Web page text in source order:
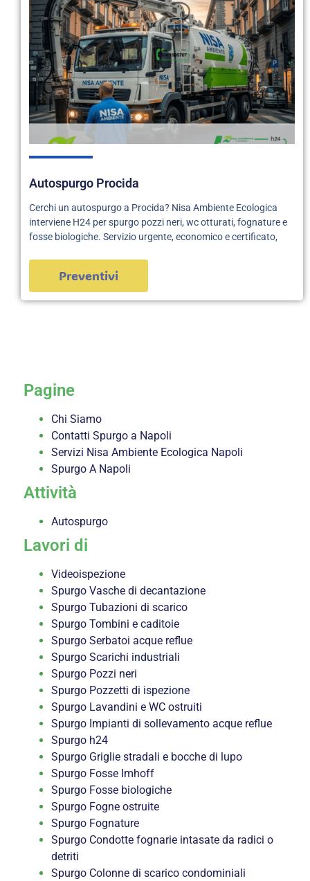
Autospurgo Procida
Cerchi un autospurgo a Procida? Nisa Ambiente Ecologica
interviene H24 per spurgo pozzi neri, wc otturati, fognature e
fosse biologiche. Servizio urgente, economico e certificato,
Preventivi
Pagine
Chi Siamo
Contatti Spurgo a Napoli
Servizi Nisa Ambiente Ecologica Napoli
Spurgo A Napoli
Attività
Autospurgo
Lavori di
Videoispezione
Spurgo Vasche di decantazione
Spurgo Tubazioni di scarico
Spurgo Tombini e caditoie
Spurgo Serbatoi acque reflue
Spurgo Scarichi industriali
Spurgo Pozzi neri
Spurgo Pozzetti di ispezione
Spurgo Lavandini e WC ostruiti
Spurgo Impianti di sollevamento acque reflue
Spurgo h24
Spurgo Griglie stradali e bocche di lupo
Spurgo Fosse Imhoff
Spurgo Fosse biologiche
Spurgo Fogne ostruite
Spurgo Fognature
Spurgo Condotte fognarie intasate da radici o
detriti
Spurgo Colonne di scarico condominiali